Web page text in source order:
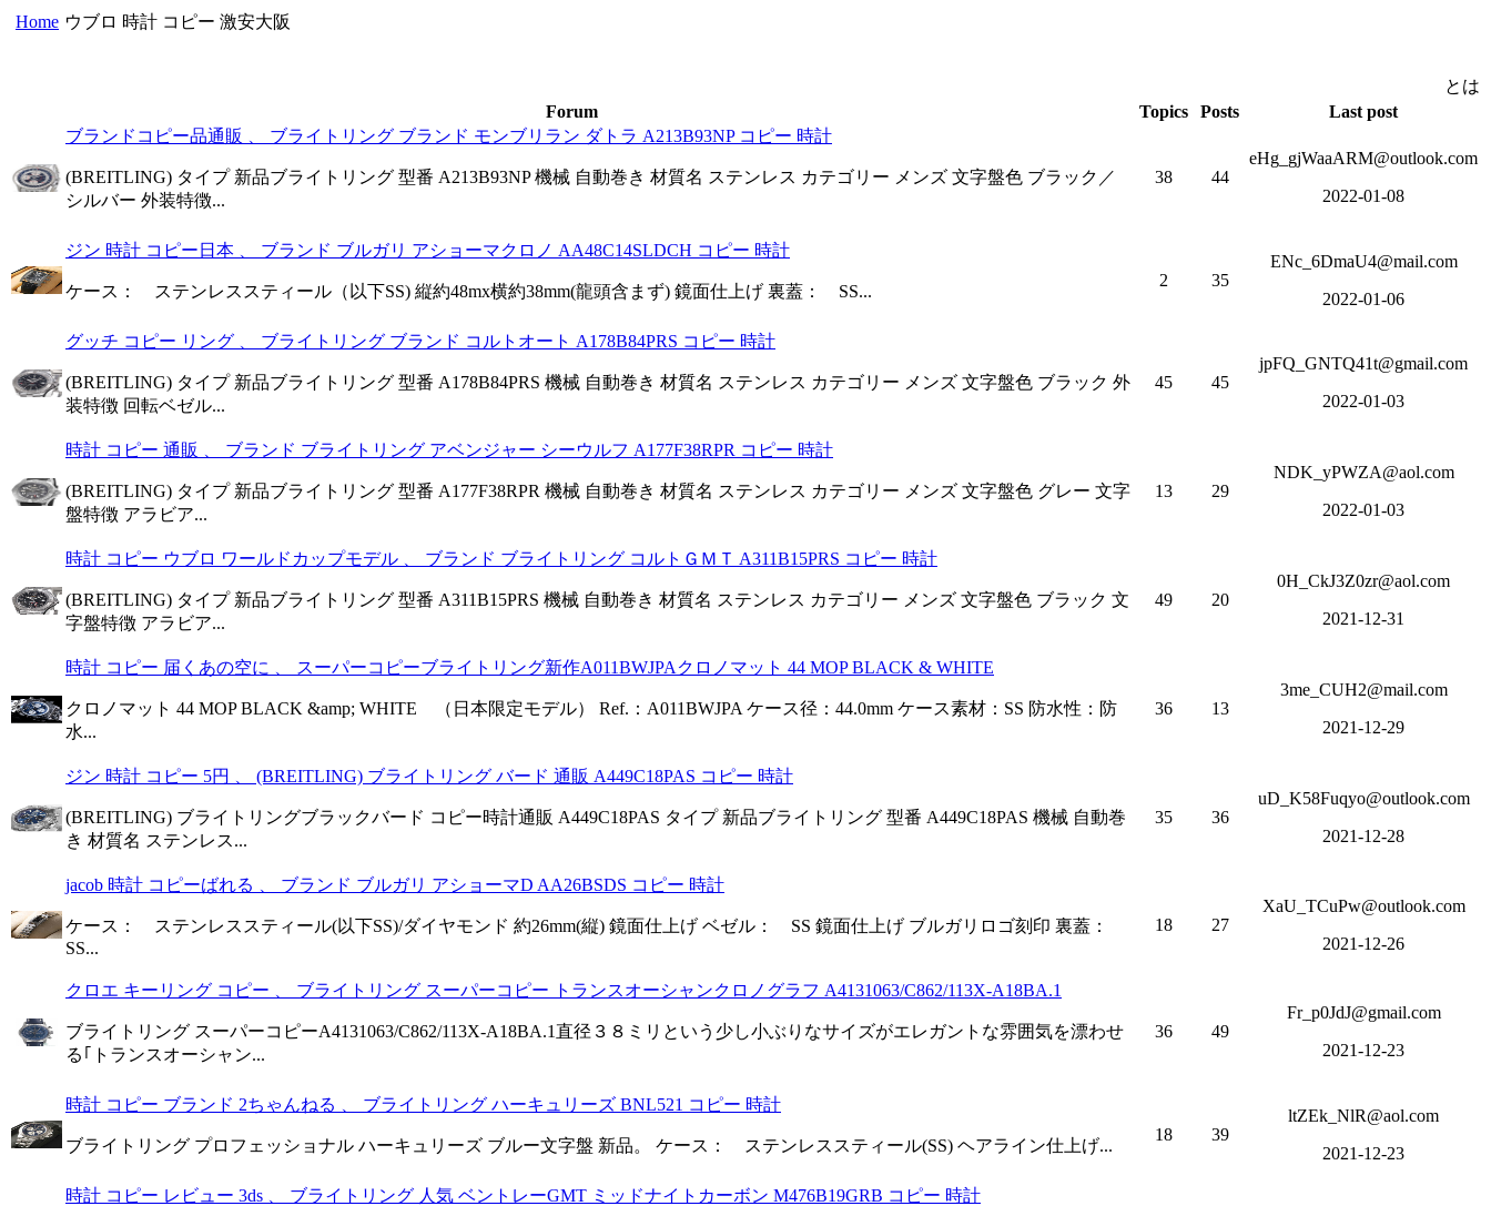
Home ウブロ 時計 コピー 激安大阪
とは
Forum
Topics Posts
Last post
ブランドコピー品通販 、 ブライトリング ブランド モンブリラン ダトラ A213B93NP コピー 時計
(BREITLING) タイプ 新品ブライトリング 型番 A213B93NP 機械 自動巻き 材質名 ステンレス カテゴリー メンズ 文字盤色 ブラック／
シルバー 外装特徴...
38 44
eHg_gjWaaARM@outlook.com
2022-01-08
ジン 時計 コピー日本 、 ブランド ブルガリ アショーマクロノ AA48C14SLDCH コピー 時計
ケース： ステンレススティール（以下SS) 縦約48mx横約38mm(龍頭含まず) 鏡面仕上げ 裏蓋： SS...
2 35
ENc_6DmaU4@mail.com
2022-01-06
グッチ コピー リング 、 ブライトリング ブランド コルトオート A178B84PRS コピー 時計
(BREITLING) タイプ 新品ブライトリング 型番 A178B84PRS 機械 自動巻き 材質名 ステンレス カテゴリー メンズ 文字盤色 ブラック 外
装特徴 回転ベゼル...
45 45
jpFQ_GNTQ41t@gmail.com
2022-01-03
時計 コピー 通販 、 ブランド ブライトリング アベンジャー シーウルフ A177F38RPR コピー 時計
(BREITLING) タイプ 新品ブライトリング 型番 A177F38RPR 機械 自動巻き 材質名 ステンレス カテゴリー メンズ 文字盤色 グレー 文字
盤特徴 アラビア...
13 29
NDK_yPWZA@aol.com
2022-01-03
時計 コピー ウブロ ワールドカップモデル 、 ブランド ブライトリング コルトＧＭＴ A311B15PRS コピー 時計
(BREITLING) タイプ 新品ブライトリング 型番 A311B15PRS 機械 自動巻き 材質名 ステンレス カテゴリー メンズ 文字盤色 ブラック 文
字盤特徴 アラビア...
49 20
0H_CkJ3Z0zr@aol.com
2021-12-31
時計 コピー 届くあの空に 、 スーパーコピーブライトリング新作A011BWJPAクロノマット 44 MOP BLACK & WHITE
クロノマット 44 MOP BLACK &amp; WHITE （日本限定モデル） Ref.：A011BWJPA ケース径：44.0mm ケース素材：SS 防水性：防
水...
36 13
3me_CUH2@mail.com
2021-12-29
ジン 時計 コピー 5円 、 (BREITLING) ブライトリング バード 通販 A449C18PAS コピー 時計
(BREITLING) ブライトリングブラックバード コピー時計通販 A449C18PAS タイプ 新品ブライトリング 型番 A449C18PAS 機械 自動巻
き 材質名 ステンレス...
35 36
uD_K58Fuqyo@outlook.com
2021-12-28
jacob 時計 コピーばれる 、 ブランド ブルガリ アショーマD AA26BSDS コピー 時計
ケース： ステンレススティール(以下SS)/ダイヤモンド 約26mm(縦) 鏡面仕上げ ベゼル： SS 鏡面仕上げ ブルガリロゴ刻印 裏蓋：
SS...
18 27
XaU_TCuPw@outlook.com
2021-12-26
クロエ キーリング コピー 、 ブライトリング スーパーコピー トランスオーシャンクロノグラフ A4131063/C862/113X-A18BA.1
ブライトリング スーパーコピーA4131063/C862/113X-A18BA.1直径３８ミリという少し小ぶりなサイズがエレガントな雰囲気を漂わせ
る｢トランスオーシャン...
36 49
Fr_p0JdJ@gmail.com
2021-12-23
時計 コピー ブランド 2ちゃんねる 、 ブライトリング ハーキュリーズ BNL521 コピー 時計
ブライトリング プロフェッショナル ハーキュリーズ ブルー文字盤 新品。 ケース： ステンレススティール(SS) ヘアライン仕上げ...
18 39
ltZEk_NlR@aol.com
2021-12-23
時計 コピー レビュー 3ds 、 ブライトリング 人気 ベントレーGMT ミッドナイトカーボン M476B19GRB コピー 時計